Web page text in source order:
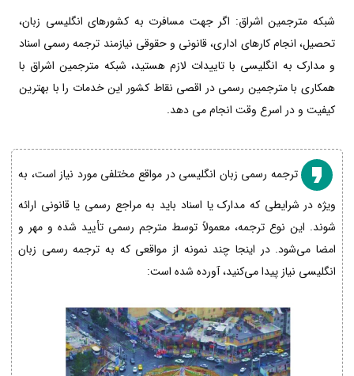
شبکه مترجمین اشراق: اگر جهت مسافرت به کشورهای انگلیسی زبان،
تحصیل، انجام کارهای اداری، قانونی و حقوقی نیازمند ترجمه رسمی اسناد
و مدارک به انگلیسی با تاییدات لازم هستید، شبکه مترجمین اشراق با
همکاری با مترجمین رسمی در اقصی نقاط کشور این خدمات را با بهترین
کیفیت و در اسرع وقت انجام می دهد.
ترجمه رسمی زبان انگلیسی در مواقع مختلفی مورد نیاز است، به
ویژه در شرایطی که مدارک یا اسناد باید به مراجع رسمی یا قانونی ارائه
شوند. این نوع ترجمه، معمولاً توسط مترجم رسمی تأیید شده و مهر و
امضا می‌شود. در اینجا چند نمونه از مواقعی که به ترجمه رسمی زبان
انگلیسی نیاز پیدا می‌کنید، آورده شده است: